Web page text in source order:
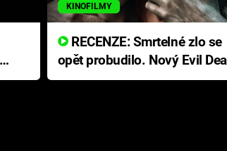
KINOFILMY
RECENZE: Smrtelné zlo se
opět probudilo. Nový Evil
přichází s neodolatelnou